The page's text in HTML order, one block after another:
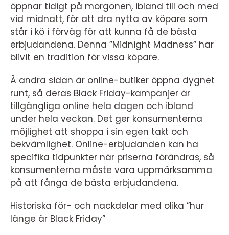
öppnar tidigt på morgonen, ibland till och med
vid midnatt, för att dra nytta av köpare som
står i kö i förväg för att kunna få de bästa
erbjudandena. Denna ”Midnight Madness” har
blivit en tradition för vissa köpare.
Å andra sidan är online-butiker öppna dygnet
runt, så deras Black Friday-kampanjer är
tillgängliga online hela dagen och ibland
under hela veckan. Det ger konsumenterna
möjlighet att shoppa i sin egen takt och
bekvämlighet. Online-erbjudanden kan ha
specifika tidpunkter när priserna förändras, så
konsumenterna måste vara uppmärksamma
på att fånga de bästa erbjudandena.
Historiska för- och nackdelar med olika ”hur
länge är Black Friday”